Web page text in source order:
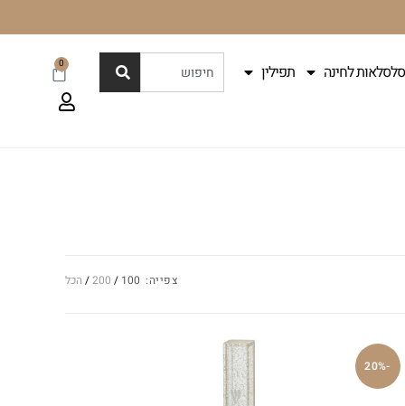
סלסלאות לחינה תפילין 0
צפייה: 100
200 הכל
-20%